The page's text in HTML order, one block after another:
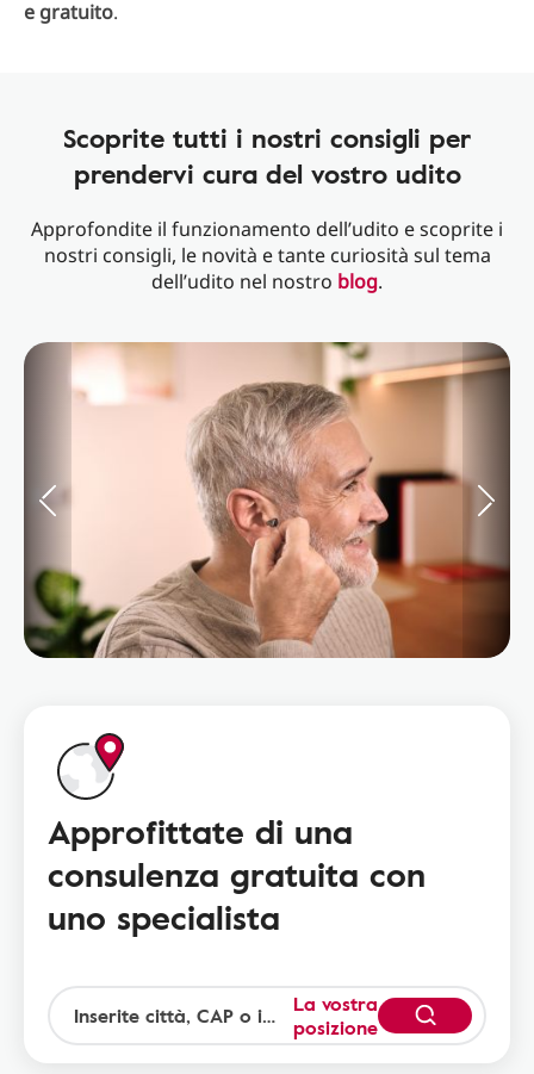
e gratuito.
Scoprite tutti i nostri consigli per
prendervi cura del vostro udito
Approfondite il funzionamento dell’udito e scoprite i
nostri consigli, le novità e tante curiosità sul tema
dell’udito nel nostro blog.
Approfittate di una
consulenza gratuita con
uno specialista
La vostra
posizione